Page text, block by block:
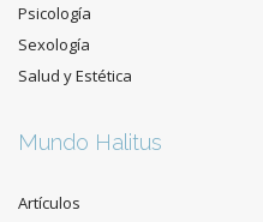
Psicología
Sexología
Salud y Estética
Mundo Halitus
Artículos